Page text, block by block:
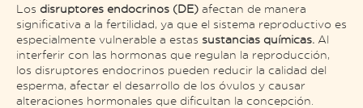
Los disruptores endocrinos (DE) afectan de manera
significativa a la fertilidad, ya que el sistema reproductivo es
especialmente vulnerable a estas sustancias químicas. Al
interferir con las hormonas que regulan la reproducción,
los disruptores endocrinos pueden reducir la calidad del
esperma, afectar el desarrollo de los óvulos y causar
alteraciones hormonales que dificultan la concepción.